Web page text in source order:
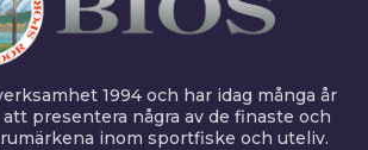
1994 och har idag många år
presentera några av de finaste och
inom sportfiske och uteliv.